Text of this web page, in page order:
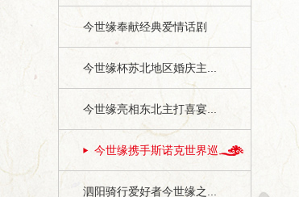
今世缘奉献经典爱情话剧
今世缘杯苏北地区婚庆主...
今世缘亮相东北主打喜宴...
今世缘携手斯诺克世界巡...
泗阳骑行爱好者今世缘之...